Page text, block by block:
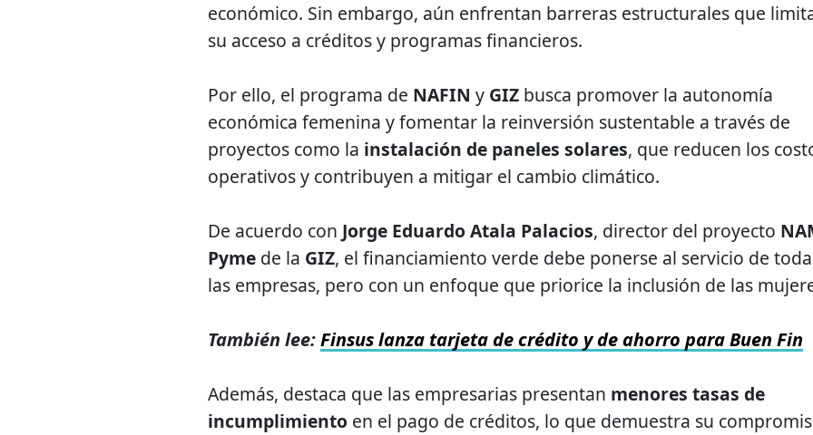
económico. Sin embargo, aún enfrentan barreras estructurales que
su acceso a créditos y programas financieros.
Por ello, el programa de NAFIN y GIZ busca promover la autonomía
económica femenina y fomentar la reinversión sustentable a través de
proyectos como la instalación de paneles solares, que reducen los
operativos y contribuyen a mitigar el cambio climático.
De acuerdo con Jorge Eduardo Atala Palacios, director del proyecto
Pyme de la GIZ, el financiamiento verde debe ponerse al servicio de
las empresas, pero con un enfoque que priorice la inclusión de las
También lee:Finsus lanza tarjeta de crédito y de ahorro para Buen Fin
Además, destaca que las empresarias presentan menores tasas de
incumplimiento en el pago de créditos, lo que demuestra su